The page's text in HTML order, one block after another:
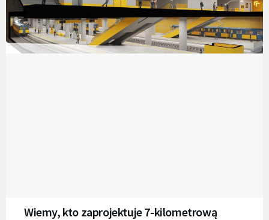
Wiemy, kto zaprojektuje 7-kilometrową